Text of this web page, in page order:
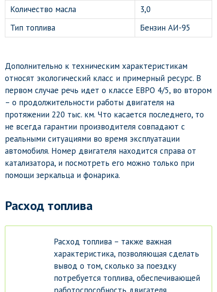
Количество масла
3,0
Тип топлива
Бензин АИ-95
Дополнительно к техническим характеристикам
относят экологический класс и примерный ресурс. В
первом случае речь идет о классе ЕВРО 4/5, во втором
– о продолжительности работы двигателя на
протяжении 220 тыс. км. Что касается последнего, то
не всегда гарантии производителя совпадают с
реальными ситуациями во время эксплуатации
автомобиля. Номер двигателя находится справа от
катализатора, и посмотреть его можно только при
помощи зеркальца и фонарика.
Расход топлива
Расход топлива – также важная
характеристика, позволяющая сделать
вывод о том, сколько за поездку
потребуется топлива, обеспечивающей